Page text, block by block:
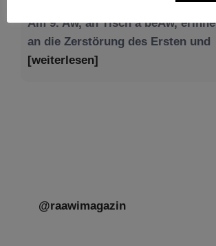
@raawimagazin